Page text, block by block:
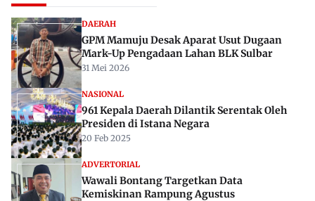
DAERAH
GPM Mamuju Desak Aparat Usut Dugaan
Mark-Up Pengadaan Lahan BLK Sulbar
31 Mei 2026
NASIONAL
961 Kepala Daerah Dilantik Serentak Oleh
Presiden di Istana Negara
20 Feb 2025
ADVERTORIAL
Wawali Bontang Targetkan Data
Kemiskinan Rampung Agustus